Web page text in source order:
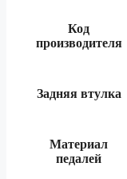
Код
производителя
Задняя втулка
Материал
педалей